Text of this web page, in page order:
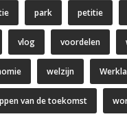
park petitie
vlog voordelen
welzijn
van de toekomst